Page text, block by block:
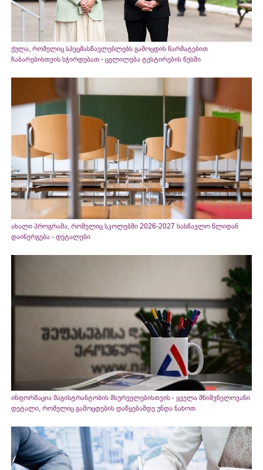
ქულა, რომელიც სპეცმასწავლებლებს გამოცდის წარმატებით
ჩაბარებისთვის სჭირდებათ - ცვლილება ტესტირების წესში
ახალი პროგრამა, რომელიც სკოლებში 2026-2027 სასწავლო წლიდან
დაინერგება - დეტალები
ინფორმაცია მაგისტრანტობის მსურველებისთვის - ყველა მნიშვნელოვანი
დეტალი, რომელიც გამოცდების დაწყებამდე უნდა ნახოთ